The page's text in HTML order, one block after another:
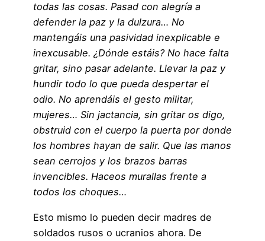
todas las cosas. Pasad con alegría a
defender la paz y la dulzura… No
mantengáis una pasividad inexplicable e
inexcusable. ¿Dónde estáis? No hace falta
gritar, sino pasar adelante. Llevar la paz y
hundir todo lo que pueda despertar el
odio. No aprendáis el gesto militar,
mujeres… Sin jactancia, sin gritar os digo,
obstruid con el cuerpo la puerta por donde
los hombres hayan de salir. Que las manos
sean cerrojos y los brazos barras
invencibles. Haceos murallas frente a
todos los choques…
Esto mismo lo pueden decir madres de
soldados rusos o ucranios ahora. De